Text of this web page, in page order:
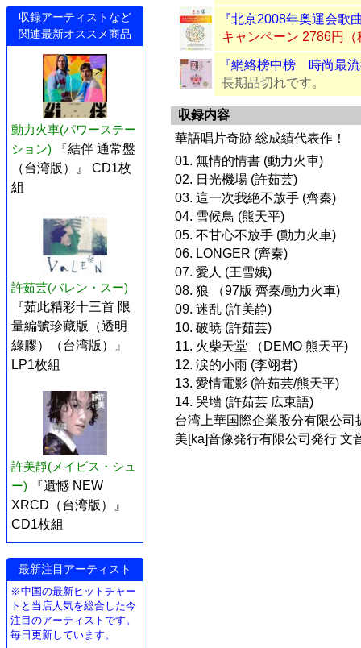
収録アーティストなど
関連最新オススメ商品
動力火車(パワーステー
ション)
『結伴 通常盤
（台湾版）』 CD1枚
組
許茹芸(バレン・スー)
『茹此精彩十三首 限
量編號珍藏版（透明
綠膠）（台湾版）』
LP1枚組
許美靜(メイビス・シュ
ー)
『遺憾 NEW
XRCD（台湾版）』
CD1枚組
最新注目アーティスト
※中国の最新ヒットチャー
トと当店人気を総合した今
注目のアーティストです。
毎日更新しています。
『北京2008年奥運会歌
キャンペーン 2786円（
『網絡榜中榜 時尚最
長期品切れです。
収録内容
華語唱片奇跡 総成績代表作！
01. 無情的情書 (動力火車)
02. 日光機場 (許茹芸)
03. 這一次我絶不放手 (齊秦)
04. 雪候鳥 (熊天平)
05. 不甘心不放手 (動力火車)
06. LONGER (齊秦)
07. 愛人 (王雪娥)
08. 狼 （97版 齊秦/動力火車)
09. 迷乱 (許美静)
10. 破暁 (許茹芸)
11. 火柴天堂 （DEMO 熊天平)
12. 涙的小雨 (李翊君)
13. 愛情電影 (許茹芸/熊天平)
14. 哭墻 (許茹芸 広東語)
台湾上華国際企業股分有限公
美[ka]音像発行有限公司発行 文